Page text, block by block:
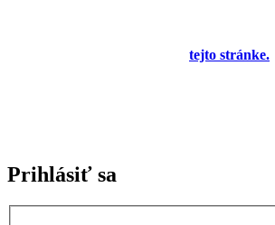
tejto stránke.
Prihlásiť sa